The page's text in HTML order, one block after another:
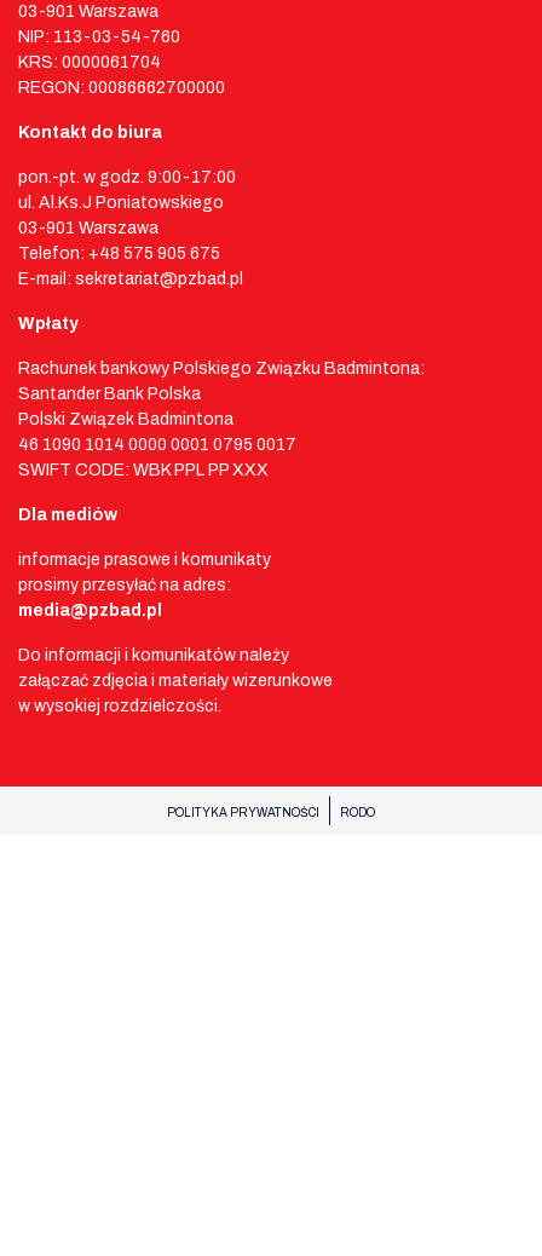
03-901 Warszawa
NIP: 113-03-54-760
KRS: 0000061704
REGON: 00086662700000
Kontakt do biura
pon.-pt. w godz. 9:00-17:00
ul. Al.Ks.J Poniatowskiego
03-901 Warszawa
Telefon: +48 575 905 675
E-mail: sekretariat@pzbad.pl
Wpłaty
Rachunek bankowy Polskiego Związku Badmintona:
Santander Bank Polska
Polski Związek Badmintona
46 1090 1014 0000 0001 0795 0017
SWIFT CODE: WBK PPL PP XXX
Dla mediów
informacje prasowe i komunikaty
prosimy przesyłać na adres:
media@pzbad.pl
Do informacji i komunikatów należy
załączać zdjęcia i materiały wizerunkowe
w wysokiej rozdzielczości.
POLITYKA PRYWATNOŚCI RODO